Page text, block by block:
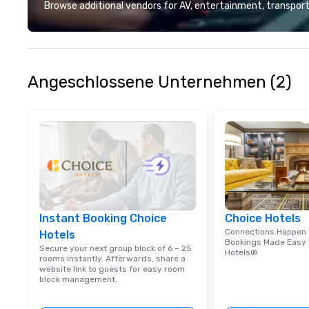
stunning events
loves.
Browse additional vendors for AV, entertainment,
Angeschlossene Unternehmen (2)
Instant Booking Choice
Hotels
Secure your next group block of 6 – 25
rooms instantly. Afterwards, share a
website link to guests for easy room
block management.
Choice Hotels
Connections Happen
Bookings Made Easy
Hotels®